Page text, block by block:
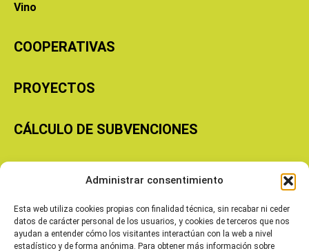
Administrar consentimiento
Esta web utiliza cookies propias con finalidad técnica, sin recabar ni ceder
datos de carácter personal de los usuarios, y cookies de terceros que nos
ayudan a entender cómo los visitantes interactúan con la web a nivel
estadístico y de forma anónima. Para obtener más información sobre
Vino
COOPERATIVAS
PROYECTOS
CÁLCULO DE SUBVENCIONES